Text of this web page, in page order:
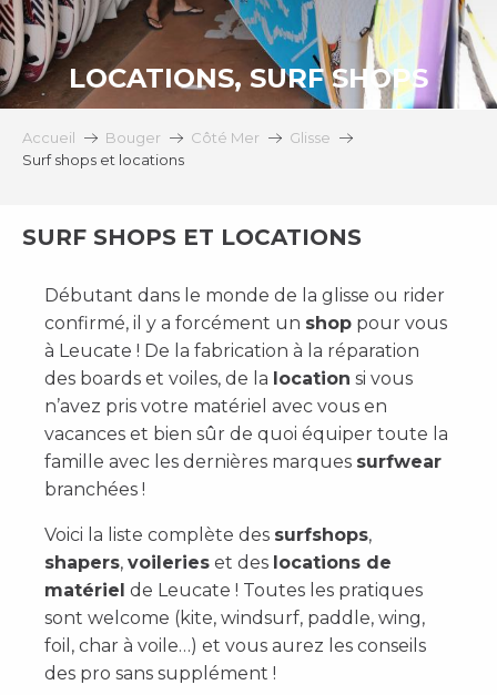
LOCATIONS, SURF SHOPS
Accueil Bouger Côté Mer
Glisse
Surf shops et locations
SURF SHOPS ET LOCATIONS
Débutant dans le monde de la glisse ou rider
confirmé, il y a forcément un shop pour vous
à Leucate ! De la fabrication à la réparation
des boards et voiles, de la location si vous
n’avez pris votre matériel avec vous en
vacances et bien sûr de quoi équiper toute la
famille avec les dernières marques surfwear
branchées !
Voici la liste complète des surfshops,
shapers, voileries et des locations de
matériel de Leucate ! Toutes les pratiques
sont welcome (kite, windsurf, paddle, wing,
foil, char à voile…) et vous aurez les conseils
des pro sans supplément !